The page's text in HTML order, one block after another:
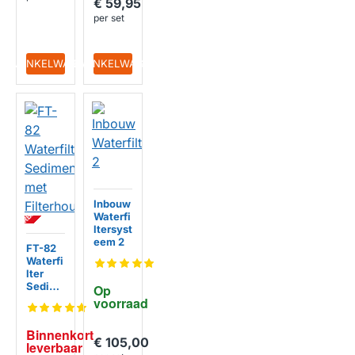
IN WINKELWAGEN
€ 59,95
per set
IN WINKELWAGEN
HUISMERK
BI
N
N
E
N
K
O
R
T
L
E
V
E
R
B
A
A
R
Binnenkort
leverbaar
FT-82
Waterfi
lter
Sedime
Filterh
HUISMERK
Op
voorraad
Inbouw
Waterfi
ltersyst
eem 2
€ 105,00